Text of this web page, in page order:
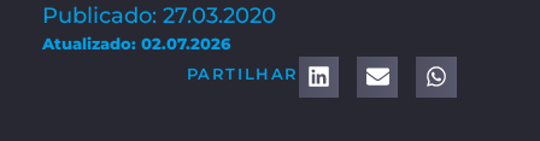
Publicado: 27.03.2020
Atualizado: 02.07.2026
PARTILHAR